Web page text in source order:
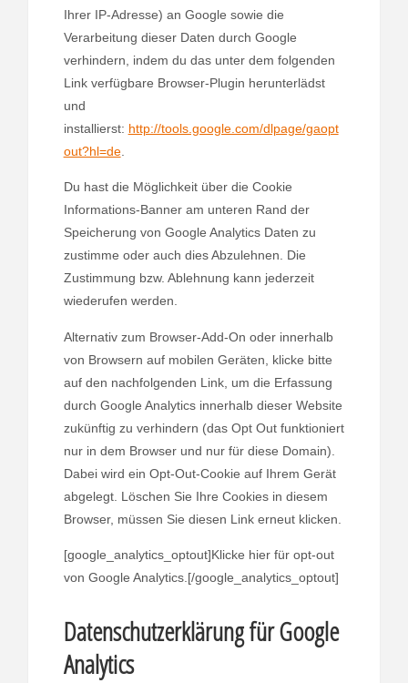
Ihrer IP-Adresse) an Google sowie die
Verarbeitung dieser Daten durch Google
verhindern, indem du das unter dem folgenden
Link verfügbare Browser-Plugin herunterlädst
und
installierst: http://tools.google.com/dlpage/gaopt
out?hl=de.
Du hast die Möglichkeit über die Cookie
Informations-Banner am unteren Rand der
Speicherung von Google Analytics Daten zu
zustimme oder auch dies Abzulehnen. Die
Zustimmung bzw. Ablehnung kann jederzeit
wiederufen werden.
Alternativ zum Browser-Add-On oder innerhalb
von Browsern auf mobilen Geräten, klicke bitte
auf den nachfolgenden Link, um die Erfassung
durch Google Analytics innerhalb dieser Website
zukünftig zu verhindern (das Opt Out funktioniert
nur in dem Browser und nur für diese Domain).
Dabei wird ein Opt-Out-Cookie auf Ihrem Gerät
abgelegt. Löschen Sie Ihre Cookies in diesem
Browser, müssen Sie diesen Link erneut klicken.
[google_analytics_optout]Klicke hier für opt-out
von Google Analytics.[/google_analytics_optout]
Datenschutzerklärung für Google
Analytics